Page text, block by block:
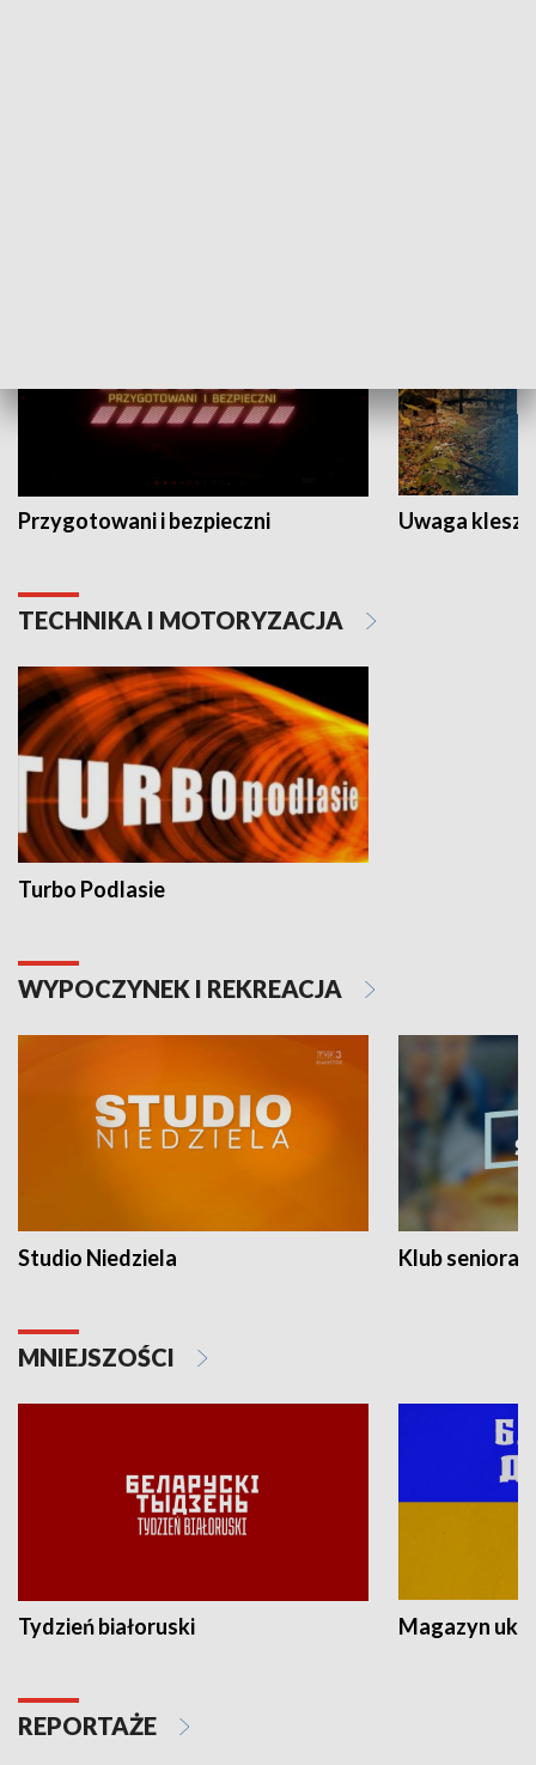
Przygotowani i bezpieczni Uwaga
TECHNIKA I MOTORYZACJA
Turbo Podlasie
WYPOCZYNEK I REKREACJA
Studio Niedziela Klub seniora
MNIEJSZOŚCI
Tydzień białoruski Magazyn
REPORTAŻE